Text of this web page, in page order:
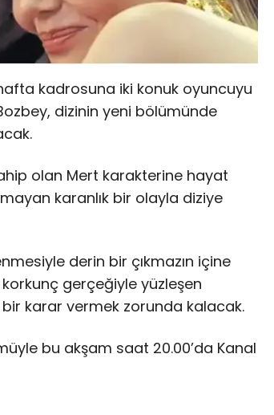
hafta kadrosuna iki konuk oyuncuyu
dizinin yeni bölümünde
olan Mert karakterine hayat
karanlık bir olayla diziye
derin bir çıkmazın içine
korkunç gerçeğiyle yüzleşen
karar vermek zorunda kalacak.
bu akşam saat 20.00’da Kanal